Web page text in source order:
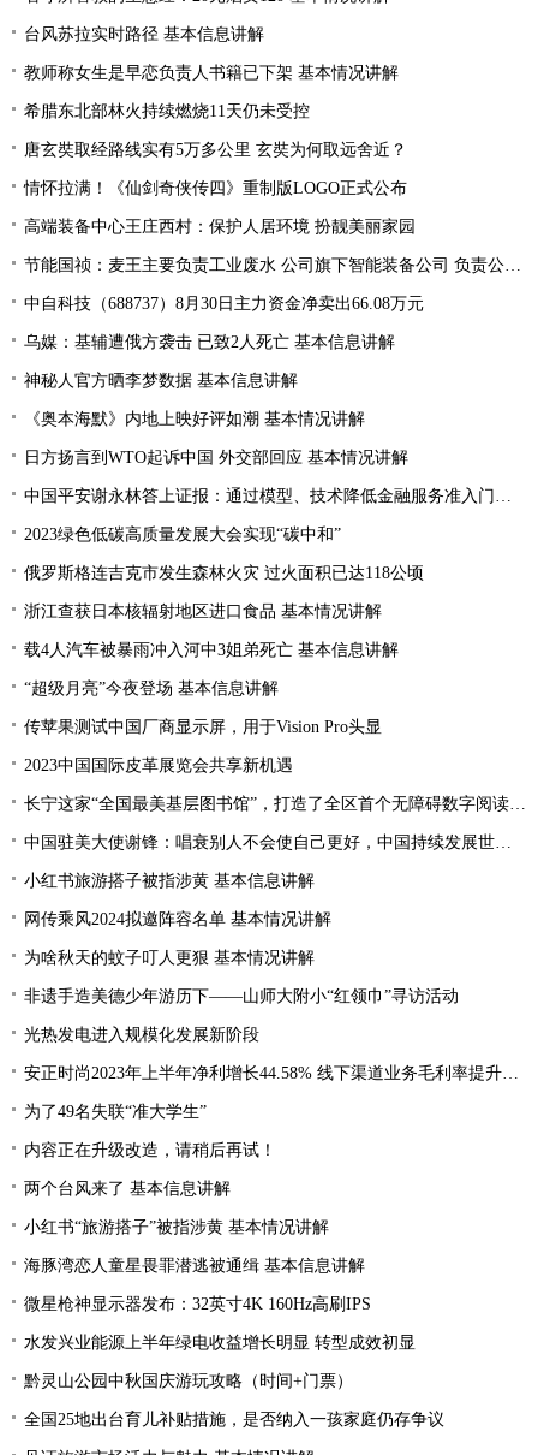
台风苏拉实时路径 基本信息讲解
教师称女生是早恋负责人书籍已下架 基本情况讲解
希腊东北部林火持续燃烧11天仍未受控
唐玄奘取经路线实有5万多公里 玄奘为何取远舍近？
情怀拉满！《仙剑奇侠传四》重制版LOGO正式公布
高端装备中心王庄西村：保护人居环境 扮靓美丽家园
节能国祯：麦王主要负责工业废水 公司旗下智能装备公司 负责公司设备的生产和销售
中自科技（688737）8月30日主力资金净卖出66.08万元
乌媒：基辅遭俄方袭击 已致2人死亡 基本信息讲解
神秘人官方晒李梦数据 基本信息讲解
《奥本海默》内地上映好评如潮 基本情况讲解
日方扬言到WTO起诉中国 外交部回应 基本情况讲解
中国平安谢永林答上证报：通过模型、技术降低金融服务准入门槛 提升金融服务的普惠性和可得性
2023绿色低碳高质量发展大会实现“碳中和”
俄罗斯格连吉克市发生森林火灾 过火面积已达118公顷
浙江查获日本核辐射地区进口食品 基本情况讲解
载4人汽车被暴雨冲入河中3姐弟死亡 基本信息讲解
“超级月亮”今夜登场 基本信息讲解
传苹果测试中国厂商显示屏，用于Vision Pro头显
2023中国国际皮革展览会共享新机遇
长宁这家“全国最美基层图书馆”，打造了全区首个无障碍数字阅读空间
中国驻美大使谢锋：唱衰别人不会使自己更好，中国持续发展世界才会更加繁荣
小红书旅游搭子被指涉黄 基本信息讲解
网传乘风2024拟邀阵容名单 基本情况讲解
为啥秋天的蚊子叮人更狠 基本情况讲解
非遗手造美德少年游历下——山师大附小“红领巾”寻访活动
光热发电进入规模化发展新阶段
安正时尚2023年上半年净利增长44.58% 线下渠道业务毛利率提升2.28%
为了49名失联“准大学生”
内容正在升级改造，请稍后再试！
两个台风来了 基本信息讲解
小红书“旅游搭子”被指涉黄 基本情况讲解
海豚湾恋人童星畏罪潜逃被通缉 基本信息讲解
微星枪神显示器发布：32英寸4K 160Hz高刷IPS
水发兴业能源上半年绿电收益增长明显 转型成效初显
黔灵山公园中秋国庆游玩攻略（时间+门票）
全国25地出台育儿补贴措施，是否纳入一孩家庭仍存争议